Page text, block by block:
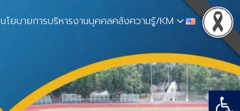
นโยบายการบริหารงานบุคคลคลังความรู้/KM